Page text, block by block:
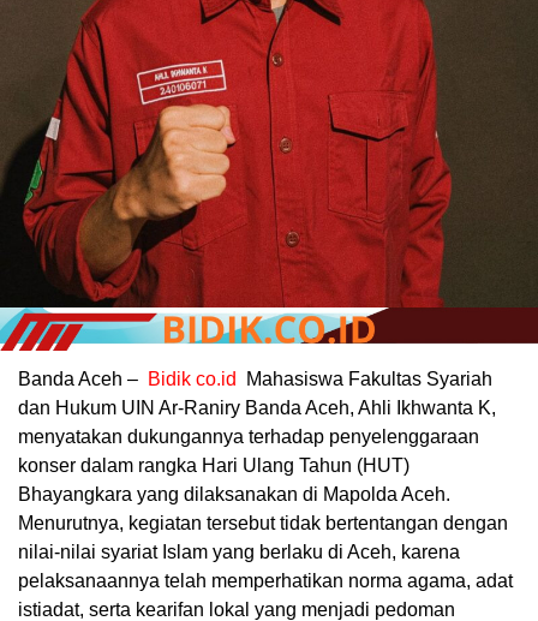
Banda Aceh – Bidik co.id
Mahasiswa Fakultas Syariah
dan Hukum UIN Ar-Raniry Banda Aceh, Ahli Ikhwanta K,
menyatakan dukungannya terhadap penyelenggaraan
konser dalam rangka Hari Ulang Tahun (HUT)
Bhayangkara yang dilaksanakan di Mapolda Aceh.
Menurutnya, kegiatan tersebut tidak bertentangan dengan
nilai-nilai syariat Islam yang berlaku di Aceh, karena
pelaksanaannya telah memperhatikan norma agama, adat
istiadat, serta kearifan lokal yang menjadi pedoman